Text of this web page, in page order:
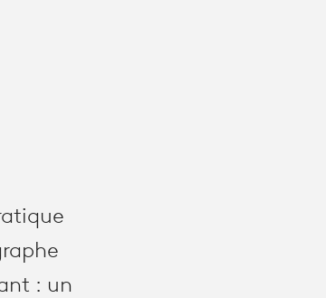
: un